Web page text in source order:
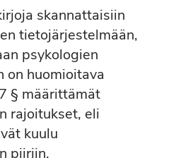
skannattaisiin
tietojärjestelmään,
psykologien
on huomioitava
§ määrittämät
rajoitukset, eli
kuulu
piiriin.